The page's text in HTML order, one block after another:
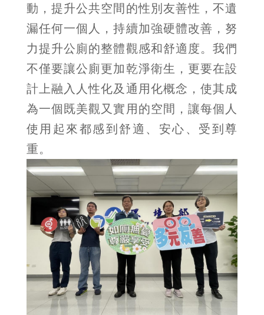
動，提升公共空間的性別友善性，不遺
漏任何一個人，持續加強硬體改善，努
力提升公廁的整體觀感和舒適度。我們
不僅要讓公廁更加乾淨衛生，更要在設
計上融入人性化及通用化概念，使其成
為一個既美觀又實用的空間，讓每個人
使用起來都感到舒適、安心、受到尊
重。